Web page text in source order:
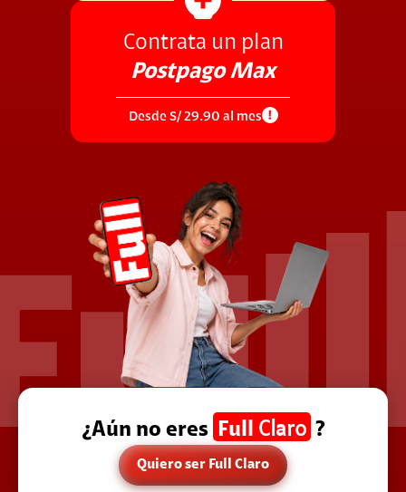
Contrata un plan
Postpago Max
Desde S/ 29.90 al mes
¿Aún no eres Full Claro ?
Quiero ser Full Claro